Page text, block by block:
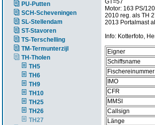
PU-Putten
SCH-Scheveningen
SL-Stellendam
ST-Stavoren
TS-Terschelling
TM-Termunterzijl
TH-Tholen
TH5
TH6
TH9
TH10
TH25
TH26
TH27
GT=57
Motor: 163 PS/
2010 reg. als TH
2013 Portalmast
Info: Kotterfoto,
Eigner
Schiffsname
Fischereinummer
IMO
CFR
MMSI
Callsign
Länge